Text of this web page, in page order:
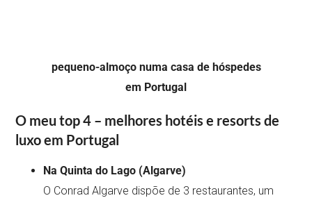
pequeno-almoço numa casa de hóspedes
em Portugal
O meu top 4 – melhores hotéis e resorts de
luxo em Portugal
Na Quinta do Lago (Algarve)
O Conrad Algarve dispõe de 3 restaurantes, um